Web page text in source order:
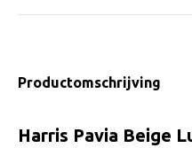
Productomschrijving
Harris Pavia Beige